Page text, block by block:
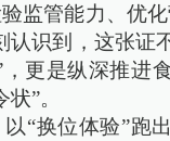
监管能力、优
认识到，这张证
，更是纵深推进
”。
“换位体验”跑